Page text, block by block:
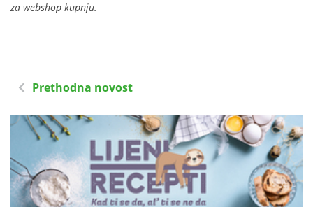
za webshop kupnju.
Prethodna novost